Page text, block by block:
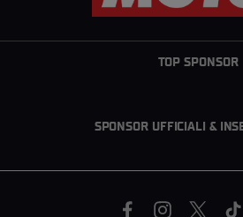
TOP SPONSOR
SPONSOR UFFICIALI &